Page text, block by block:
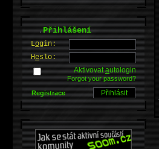
.Přihlášení
Login:
Heslo:
Aktivovatautologin
Forgot your password?
Registrace